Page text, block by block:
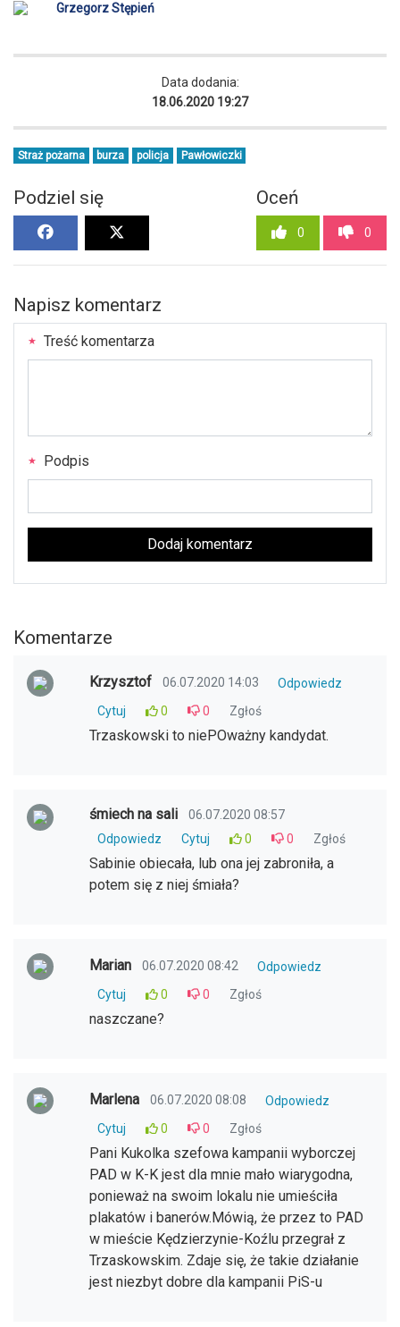
Grzegorz Stępień
Data dodania:
18.06.2020 19:27
Straż pożarna burza policja Pawłowiczki
Podziel się Oceń
0 0
Napisz komentarz
Treść komentarza
Podpis
Dodaj komentarz
Komentarze
Krzysztof 06.07.2020 14:03
Odpowiedz
Cytuj
0 0 Zgłoś
Trzaskowski to niePOważny kandydat.
śmiech na sali
06.07.2020 08:57
Odpowiedz
Cytuj 0 0 Zgłoś
Sabinie obiecała, lub ona jej zabroniła, a
potem się z niej śmiała?
Marian 06.07.2020 08:42
Odpowiedz
Cytuj
0 0 Zgłoś
naszczane?
Marlena 06.07.2020 08:08
Odpowiedz
Cytuj
0 0 Zgłoś
Pani Kukolka szefowa kampanii wyborczej
PAD w K-K jest dla mnie mało wiarygodna,
ponieważ na swoim lokalu nie umieściła
plakatów i banerów.Mówią, że przez to PAD
w mieście Kędzierzynie-Koźlu przegrał z
Trzaskowskim. Zdaje się, że takie działanie
jest niezbyt dobre dla kampanii PiS-u